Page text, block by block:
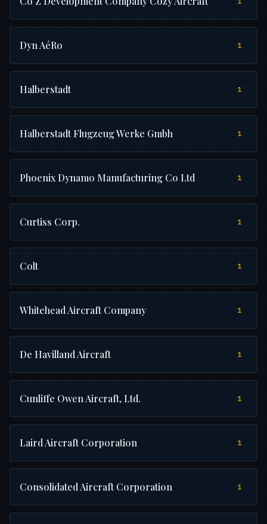
Dyn AéRo 1
Halberstadt 1
Halberstadt Flugzeug Werke Gmbh 1
Phoenix Dynamo Manufacturing Co Ltd 1
Curtiss Corp. 1
Colt 1
Whitehead Aircraft Company 1
De Havilland Aircraft 1
Cunliffe Owen Aircraft, Ltd. 1
Laird Aircraft Corporation 1
Consolidated Aircraft Corporation 1